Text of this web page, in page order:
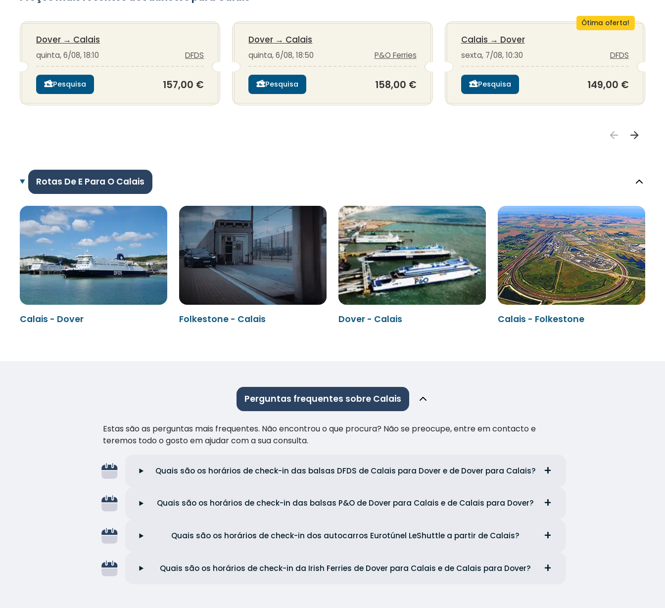
Dover → Calais
quinta, 6/08, 18:10 DFDS
Pesquisa 157,00 €
Dover → Calais
quinta, 6/08, 18:50 P&O Ferries
Pesquisa 158,00 €
Ótima oferta!
Calais → Dover
sexta, 7/08, 10:30 DFDS
Pesquisa 149,00 €
Rotas De E Para O Calais
Calais - Dover Folkestone - Calais Dover - Calais Calais - Folkestone
Perguntas frequentes sobre Calais
Estas são as perguntas mais frequentes. Não encontrou o que procura? Não se preocupe, entre em contacto e
teremos todo o gosto em ajudar com a sua consulta.
Quais são os horários de check-in das balsas DFDS de Calais para Dover e de Dover para Calais?
Quais são os horários de check-in das balsas P&O de Dover para Calais e de Calais para Dover?
Quais são os horários de check-in dos autocarros Eurotúnel LeShuttle a partir de Calais?
Quais são os horários de check-in da Irish Ferries de Dover para Calais e de Calais para Dover?